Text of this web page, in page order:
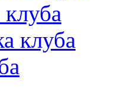
клуба